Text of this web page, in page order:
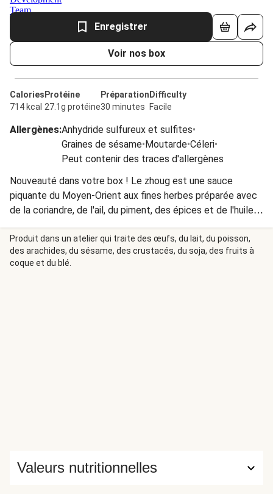
Enregistrer
Voir nos box
Calories
714 kcal
Protéine
27.1g protéine
Préparation
30 minutes
Difficulty
Facile
Allergènes:Anhydride sulfureux et sulfites•
Graines de sésame•Moutarde•Céleri•
Peut contenir des traces d'allergènes
Nouveauté dans votre box ! Le zhoug est une sauce
piquante du Moyen-Orient aux fines herbes préparée avec
de la coriandre, de l'ail, du piment, des épices et de l'huile
d'olive.
Produit dans un atelier qui traite des œufs, du lait, du poisson,
des arachides, du sésame, des crustacés, du soja, des fruits à
coque et du blé.
Valeurs nutritionnelles